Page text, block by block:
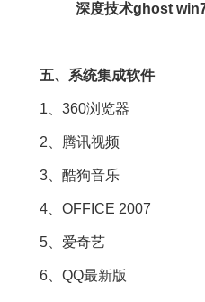
深度技术ghost
五、系统集成软件
1、360浏览器
2、腾讯视频
3、酷狗音乐
4、OFFICE 2007
5、爱奇艺
6、QQ最新版